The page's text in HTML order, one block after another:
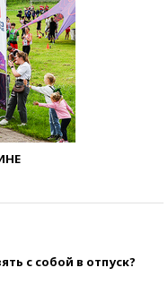
с собой в отпуск?